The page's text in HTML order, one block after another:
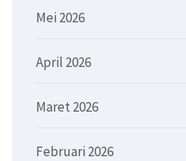
Mei 2026
April 2026
Maret 2026
Februari 2026